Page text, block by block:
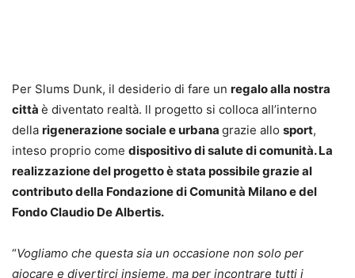
Per Slums Dunk, il desiderio di fare un regalo alla nostra
città è diventato realtà. ll progetto si colloca all’interno
della rigenerazione sociale e urbana grazie allo sport,
inteso proprio come dispositivo di salute di comunità.La
realizzazione del progetto è stata possibile grazie al
contributo della Fondazione di Comunità Milano e del
Fondo Claudio De Albertis.
“Vogliamo che questa sia un occasione non solo per
giocare e divertirci insieme, ma per incontrare tutti i